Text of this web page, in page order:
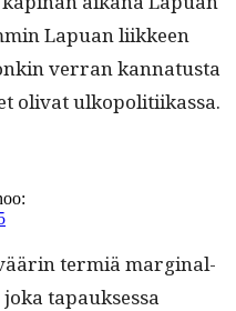
Lapuan liik­keen
ver­ran kan­na­tus­ta
oli­vat ulkopolitiikassa.
ter­miä mar­gin­al­
tapauk­ses­sa